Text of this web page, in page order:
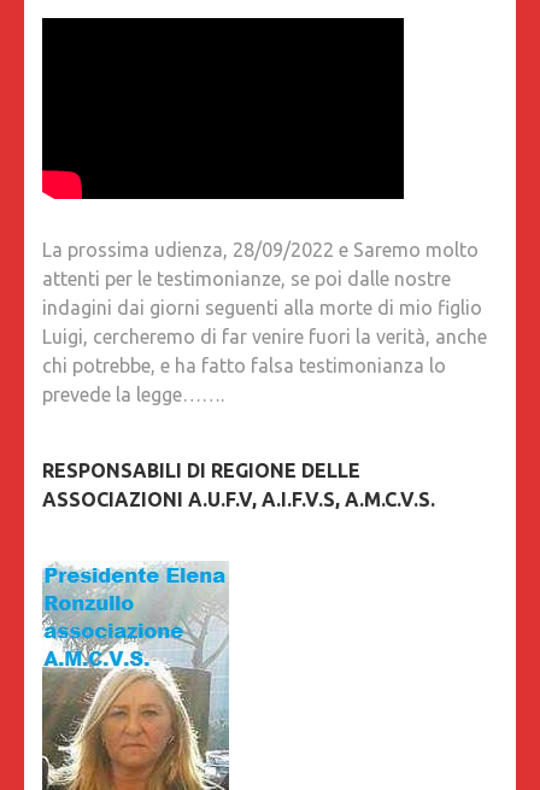
La prossima udienza, 28/09/2022 e Saremo molto
attenti per le testimonianze, se poi dalle nostre
indagini dai giorni seguenti alla morte di mio figlio
Luigi, cercheremo di far venire fuori la verità, anche
chi potrebbe, e ha fatto falsa testimonianza lo
prevede la legge…….
RESPONSABILI DI REGIONE DELLE
ASSOCIAZIONI A.U.F.V, A.I.F.V.S, A.M.C.V.S.